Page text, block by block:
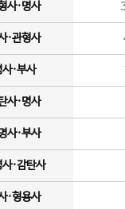
사·명사
·관형사
사·부사
사·명사
사·부사
사·감탄사
·형용사